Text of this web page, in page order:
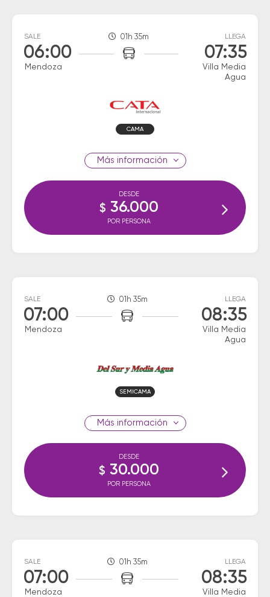
SALE
06:00
Mendoza
01h 35m LLEGA
07:35
Villa Media
Agua
CAMA
información
DESDE
$ 36.000
POR PERSONA
SALE
07:00
Mendoza
01h 35m LLEGA
08:35
Villa Media
Agua
SEMICAMA
información
DESDE
$ 30.000
POR PERSONA
SALE
07:00
Mendoza
01h 35m LLEGA
08:35
Villa Media